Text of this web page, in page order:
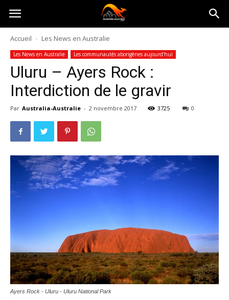
Australia-
australie.com
Accueil Les News en Australie
Les News en Australie Les communautés aborigènes aujourd'hui
Uluru – Ayers Rock :
Interdiction de le gravir
Par Australia-Australie - 2 novembre 2017 3725 0
Ayers Rock - Uluru - Uluru National Park